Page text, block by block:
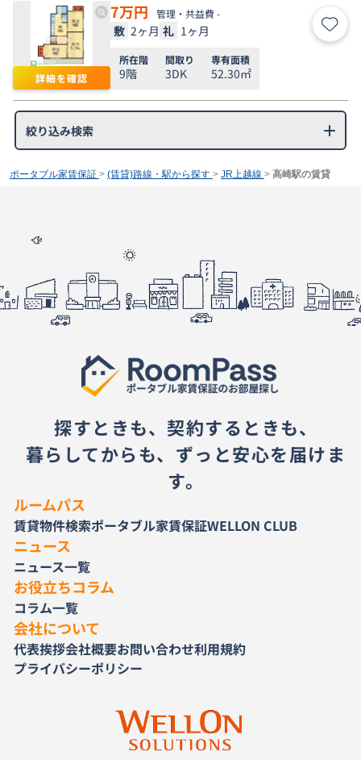
詳細を確認
7万円 管理・共益費 -
敷 2ヶ月 礼 1ヶ月 お気
所在階
9階
間取り
3DK
専有面積
52.30㎡
絞り込み検索
ポータブル家賃保証 > (賃貸)路線・駅から探す > JR上越線 > 高崎駅の賃貸
探すときも、契約するときも、
暮らしてからも、ずっと安心を届けま
す。
ルームパス
賃貸物件検索ポータブル家賃保証WELLON CLUB
ニュース
ニュース一覧
お役立ちコラム
コラム一覧
会社について
代表挨拶会社概要お問い合わせ利用規約
プライバシーポリシー